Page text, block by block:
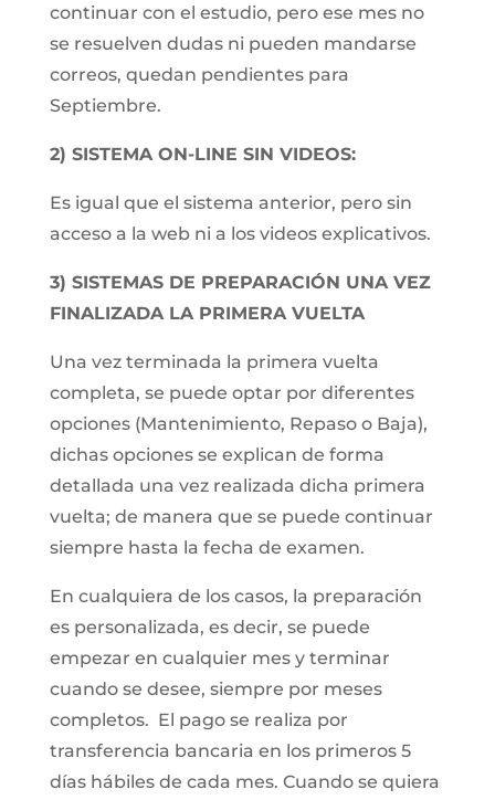
continuar con el estudio, pero ese mes no
se resuelven dudas ni pueden mandarse
correos, quedan pendientes para
Septiembre.
2) SISTEMA ON-LINE SIN VIDEOS:
Es igual que el sistema anterior, pero sin
acceso a la web ni a los videos explicativos.
3) SISTEMAS DE PREPARACIÓN UNA VEZ
FINALIZADA LA PRIMERA VUELTA
Una vez terminada la primera vuelta
completa, se puede optar por diferentes
opciones (Mantenimiento, Repaso o Baja),
dichas opciones se explican de forma
detallada una vez realizada dicha primera
vuelta; de manera que se puede continuar
siempre hasta la fecha de examen.
En cualquiera de los casos, la preparación
es personalizada, es decir, se puede
empezar en cualquier mes y terminar
cuando se desee, siempre por meses
completos. El pago se realiza por
transferencia bancaria en los primeros 5
días hábiles de cada mes. Cuando se quiera